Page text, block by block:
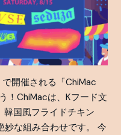
で開催される「ChiMac
！ChiMacは、Kフード文
国風フライドチキン
妙な組み合わせです。 今